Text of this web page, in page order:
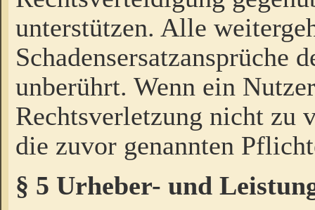
unterstützen. Alle
Schadensersatzansprüche
unberührt. Wenn ein
Rechtsverletzung nicht zu
die zuvor genannten
§ 5 Urheber- und